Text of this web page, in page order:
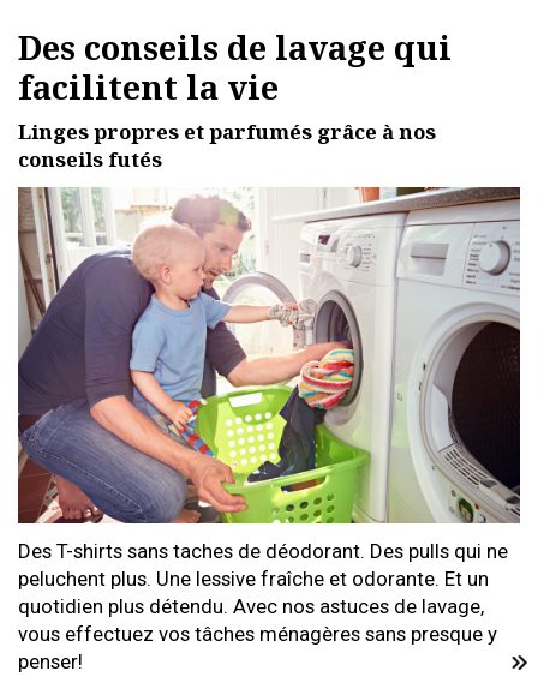
Des conseils de lavage qui
facilitent la vie
Linges propres et parfumés grâce à nos
conseils futés
Des T-shirts sans taches de déodorant. Des pulls qui ne
peluchent plus. Une lessive fraîche et odorante. Et un
quotidien plus détendu. Avec nos astuces de lavage,
vous effectuez vos tâches ménagères sans presque y
penser!